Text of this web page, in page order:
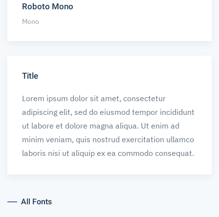
Roboto Mono
Mono
Title
Lorem ipsum dolor sit amet, consectetur
adipiscing elit, sed do eiusmod tempor incididunt
ut labore et dolore magna aliqua. Ut enim ad
minim veniam, quis nostrud exercitation ullamco
laboris nisi ut aliquip ex ea commodo consequat.
All Fonts